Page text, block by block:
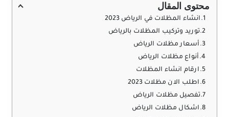
محتوى المقال
انشاء المظلات في الرياض 2023
توريد وتركيب المظلات بالرياض
أسعار مظلات الرياض
أنواع مظلات الرياض
ارقام انشاء المظلات
اطلب الان مظلات 2023
تفصيل مظلات الرياض
اشكال مظلات الرياض